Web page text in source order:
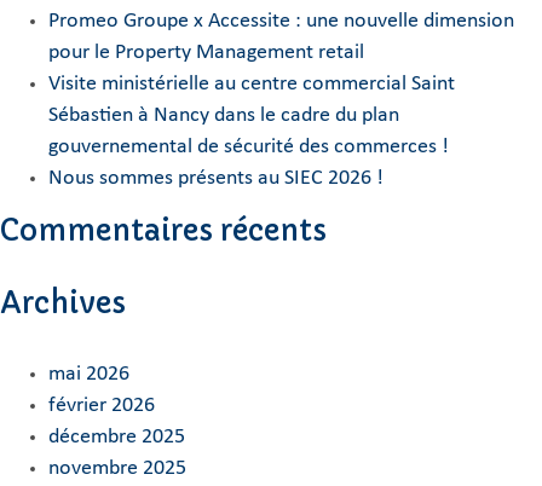
Promeo Groupe x Accessite : une nouvelle dimension
pour le Property Management retail
Visite ministérielle au centre commercial Saint
Sébastien à Nancy dans le cadre du plan
gouvernemental de sécurité des commerces !
Nous sommes présents au SIEC 2026 !
Commentaires récents
Archives
mai 2026
février 2026
décembre 2025
novembre 2025